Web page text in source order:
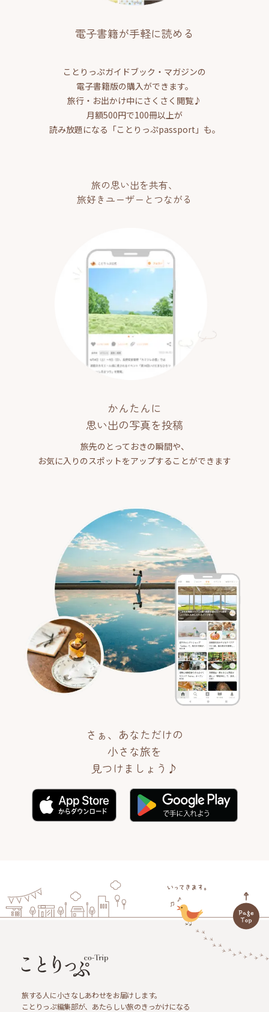
電子書籍が手軽に読める
ことりっぷガイドブック・マガジンの
電子書籍版の購入ができます。
旅行・お出かけ中にさくさく閲覧♪
月額500円で100冊以上が
読み放題になる「ことりっぷpassport」も。
旅の思い出を共有、
旅好きユーザーとつながる
かんたんに
思い出の写真を投稿
旅先のとっておきの瞬間や、
お気に入りのスポットをアップすることができます
さぁ、あなただけの
小さな旅を
見つけましょう♪
旅する人に小さなしあわせをお届けします。
ことりっぷ編集部が、あたらしい旅のきっかけになる